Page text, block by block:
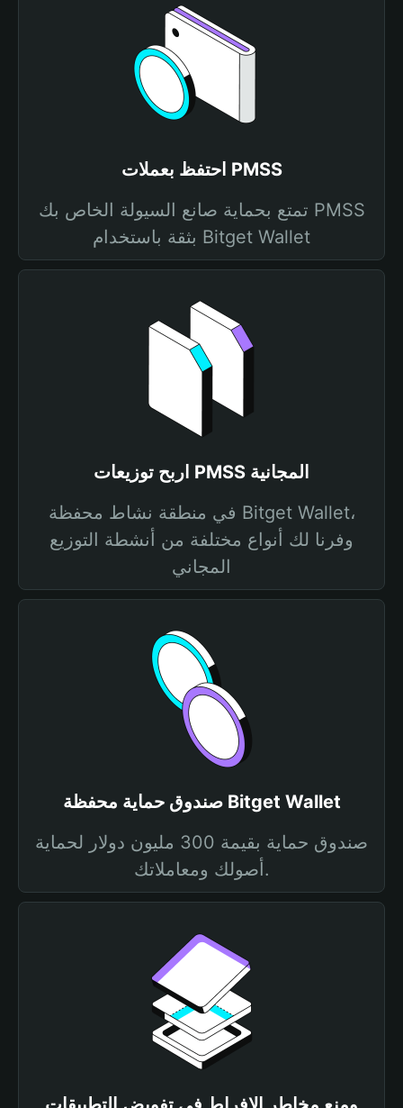
احتفظ بعملات PMSS
تمتع بحماية صانع السيولة الخاص بك PMSS
بثقة باستخدام Bitget Wallet
اربح توزيعات PMSS المجانية
في منطقة نشاط محفظة Bitget Wallet،
وفرنا لك أنواع مختلفة من أنشطة التوزيع
المجاني
صندوق حماية محفظة Bitget Wallet
صندوق حماية بقيمة 300 مليون دولار لحماية
أصولك ومعاملاتك.